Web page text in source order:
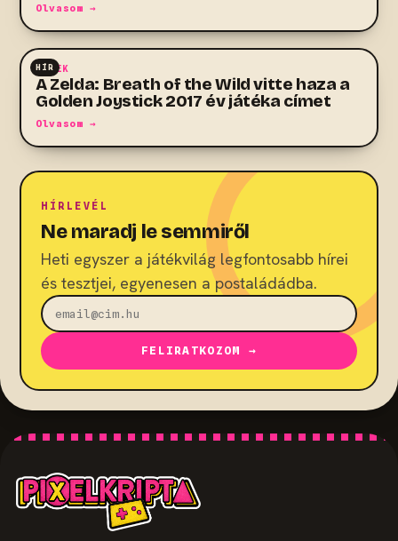
Olvasom →
HÍR
HÍREK
A Zelda: Breath of the Wild vitte haza a
Golden Joystick 2017 év játéka címet
Olvasom →
HÍRLEVÉL
Ne maradj le semmiről
Heti egyszer a játékvilág legfontosabb hírei
és tesztjei, egyenesen a postaládádba.
FELIRATKOZOM →